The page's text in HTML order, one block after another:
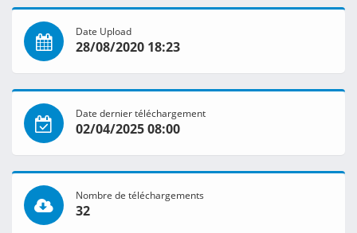
Date Upload
28/08/2020 18:23
Date dernier téléchargement
02/04/2025 08:00
Nombre de téléchargements
32